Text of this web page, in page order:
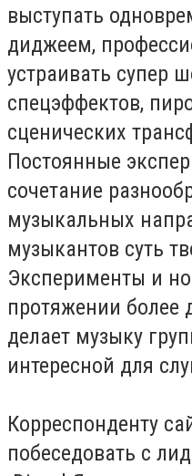
выступать
диджеем,
устраивать супер
спецэффектов,
сценических
Постоянные
сочетание
музыкальных
музыкантов суть
Эксперименты и
протяжении более
делает музыку
интересной для
Корреспонденту
побеседовать с